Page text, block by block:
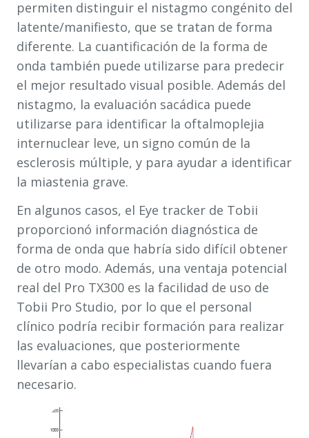
permiten distinguir el nistagmo congénito del
latente/manifiesto, que se tratan de forma
diferente. La cuantificación de la forma de
onda también puede utilizarse para predecir
el mejor resultado visual posible. Además del
nistagmo, la evaluación sacádica puede
utilizarse para identificar la oftalmoplejia
internuclear leve, un signo común de la
esclerosis múltiple, y para ayudar a identificar
la miastenia grave.
En algunos casos, el Eye tracker de Tobii
proporcionó información diagnóstica de
forma de onda que habría sido difícil obtener
de otro modo. Además, una ventaja potencial
real del Pro TX300 es la facilidad de uso de
Tobii Pro Studio, por lo que el personal
clínico podría recibir formación para realizar
las evaluaciones, que posteriormente
llevarían a cabo especialistas cuando fuera
necesario.